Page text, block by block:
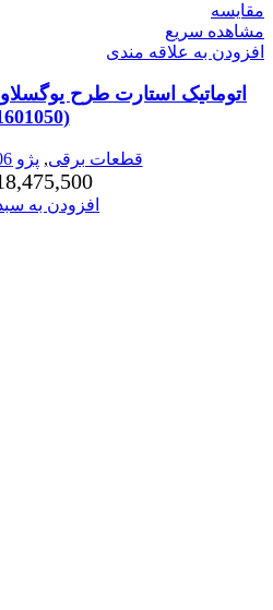
مقایسه
مشاهده سریع
افزودن به علاقه مندی
(1601050)
قطعات برقی, پژو 206
افزودن به